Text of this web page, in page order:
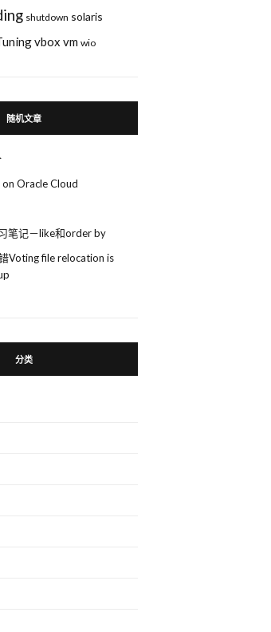
shutdown solaris
vbox vm wio
随机文章
Oracle Cloud
笔记－like和order by
Voting file relocation is
分类